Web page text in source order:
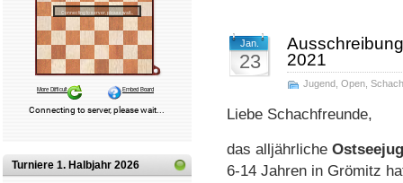
Turniere 1. Halbjahr 2026
Jan.
23
2021
Jugend Open Schach
Liebe Schachfreunde,
das alljährliche
6-14 Jahren in Grömitz